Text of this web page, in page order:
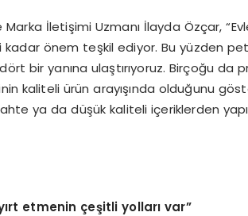
İletişimi Uzmanı İlayda Özçar,
önem teşkil ediyor. Bu yüzden
dört bir yanına ulaştırıyoruz. Birçoğu
kaliteli ürün arayışında olduğunu
ya da düşük kaliteli içeriklerden
ırt etmenin çeşitli yolları var”